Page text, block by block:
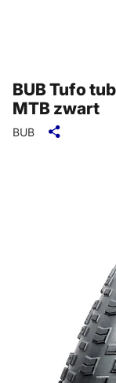
BUB Tufo
MTB zwart
BUB